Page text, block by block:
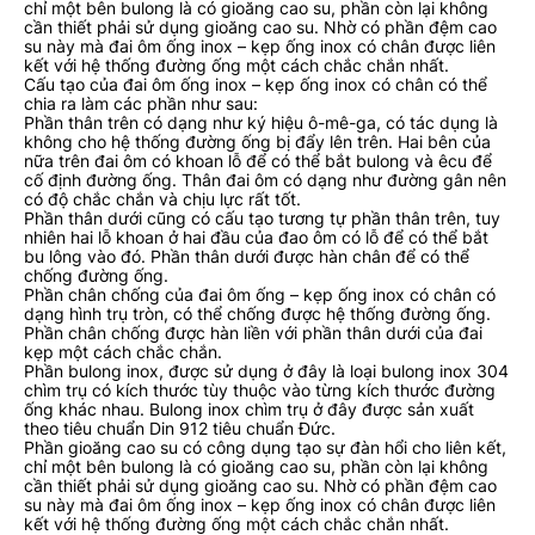
chỉ một bên bulong là có gioăng cao su, phần còn lại không
cần thiết phải sử dụng gioăng cao su. Nhờ có phần đệm cao
su này mà đai ôm ống inox – kẹp ống inox có chân được liên
kết với hệ thống đường ống một cách chắc chắn nhất.
Cấu tạo của đai ôm ống inox – kẹp ống inox có chân có thể
chia ra làm các phần như sau:
Phần thân trên có dạng như ký hiệu ô-mê-ga, có tác dụng là
không cho hệ thống đường ống bị đẩy lên trên. Hai bên của
nữa trên đai ôm có khoan lỗ để có thể bắt bulong và êcu để
cố định đường ống. Thân đai ôm có dạng như đường gân nên
có độ chắc chắn và chịu lực rất tốt.
Phần thân dưới cũng có cấu tạo tương tự phần thân trên, tuy
nhiên hai lỗ khoan ở hai đầu của đao ôm có lỗ để có thể bắt
bu lông vào đó. Phần thân dưới được hàn chân để có thể
chống đường ống.
Phần chân chống của đai ôm ống – kẹp ống inox có chân có
dạng hình trụ tròn, có thể chống được hệ thống đường ống.
Phần chân chống được hàn liền với phần thân dưới của đai
kẹp một cách chắc chắn.
Phần bulong inox, được sử dụng ở đây là loại bulong inox 304
chìm trụ có kích thước tùy thuộc vào từng kích thước đường
ống khác nhau. Bulong inox chìm trụ ở đây được sản xuất
theo tiêu chuẩn Din 912 tiêu chuẩn Đức.
Phần gioăng cao su có công dụng tạo sự đàn hổi cho liên kết,
chỉ một bên bulong là có gioăng cao su, phần còn lại không
cần thiết phải sử dụng gioăng cao su. Nhờ có phần đệm cao
su này mà đai ôm ống inox – kẹp ống inox có chân được liên
kết với hệ thống đường ống một cách chắc chắn nhất.